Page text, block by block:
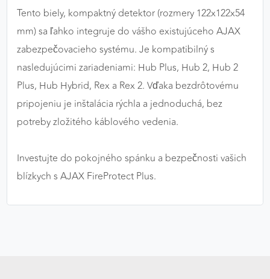
Tento biely, kompaktný detektor (rozmery 122x122x54
mm) sa ľahko integruje do vášho existujúceho AJAX
zabezpečovacieho systému. Je kompatibilný s
nasledujúcimi zariadeniami: Hub Plus, Hub 2, Hub 2
Plus, Hub Hybrid, Rex a Rex 2. Vďaka bezdrôtovému
pripojeniu je inštalácia rýchla a jednoduchá, bez
potreby zložitého káblového vedenia.
Investujte do pokojného spánku a bezpečnosti vašich
blízkych s AJAX FireProtect Plus.